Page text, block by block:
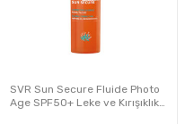
SVR Sun Secure Fluide Photo
Age SPF50+ Leke ve Kırışıklık